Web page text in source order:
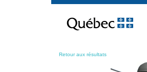
contenu
Retour aux résultats